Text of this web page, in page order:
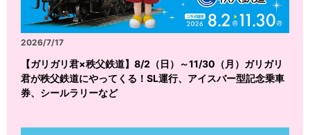
2026/7/17
【ガリガリ君×秩父鉄道】8/2（日）～11/30（月）ガリガリ
君が秩父鉄道にやってくる！SL運行、アイスバー型記念乗車
券、シールラリーなど